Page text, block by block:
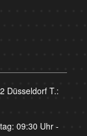
Düsseldorf T.:
09:30 Uhr -